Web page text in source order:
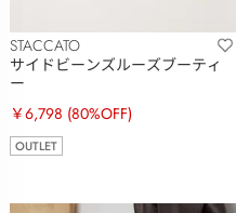
STACCATO
サイドビーンズルーズブーティ
ー
￥6,798 (80%OFF)
OUTLET